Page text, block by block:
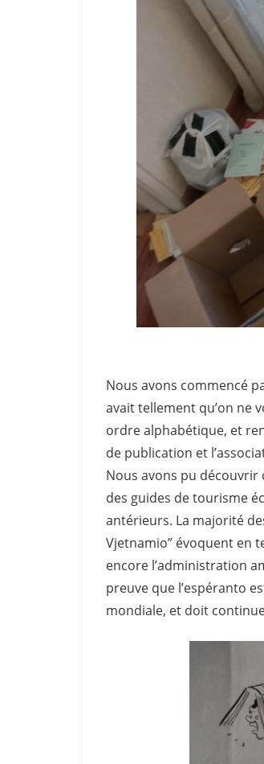
Nous avons commencé
avait tellement qu’on ne
ordre alphabétique, et
de publication et
Nous avons pu
des guides de tourisme
antérieurs. La majorité
Vjetnamio” évoquent en
encore l’administration
preuve que l’espéranto
mondiale, et doit